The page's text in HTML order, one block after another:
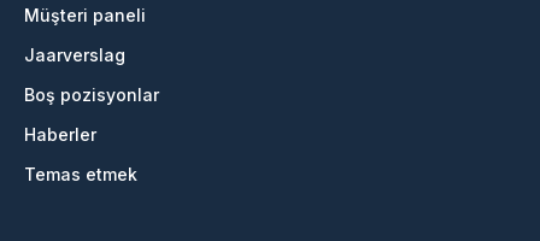
Müşteri paneli
Jaarverslag
Boş pozisyonlar
Haberler
Temas etmek